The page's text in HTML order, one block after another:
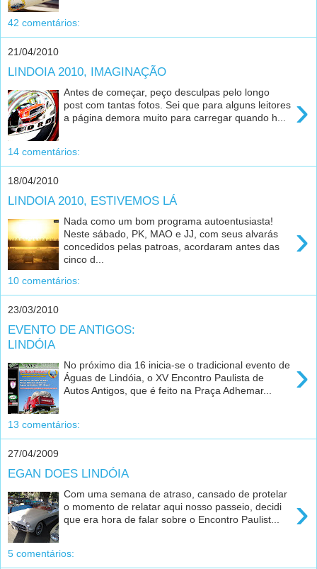
42 comentários:
21/04/2010
LINDOIA 2010, IMAGINAÇÃO
›
Antes de começar, peço desculpas pelo longo
post com tantas fotos. Sei que para alguns leitores
a página demora muito para carregar quando h...
14 comentários:
18/04/2010
LINDOIA 2010, ESTIVEMOS LÁ
›
Nada como um bom programa autoentusiasta!
Neste sábado, PK, MAO e JJ, com seus alvarás
concedidos pelas patroas, acordaram antes das
cinco d...
10 comentários:
23/03/2010
EVENTO DE ANTIGOS:
LINDÓIA
›
No próximo dia 16 inicia-se o tradicional evento de
Águas de Lindóia, o XV Encontro Paulista de
Autos Antigos, que é feito na Praça Adhemar...
13 comentários:
27/04/2009
EGAN DOES LINDÓIA
›
Com uma semana de atraso, cansado de protelar
o momento de relatar aqui nosso passeio, decidi
que era hora de falar sobre o Encontro Paulist...
5 comentários: